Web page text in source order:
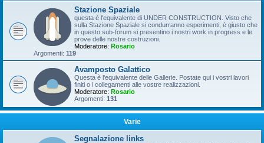
Stazione Spaziale
questa è l'equivalente di UNDER CONSTRUCTION. Visto che
sulla Stazione Spaziale si condurranno esperimenti, è giusto che
in questo sub-forum si presentino i nostri work in progress e le
prove delle nostre costruzioni.
Moderatore: Rosario
Argomenti: 119
Avamposto Galattico
Questa è l'equivalente delle Gallerie. Postate qui i vostri lavori
finiti o i collegamenti alle vostre realizzazioni.
Moderatore: Rosario
Argomenti: 131
Varie
Segnalazione links